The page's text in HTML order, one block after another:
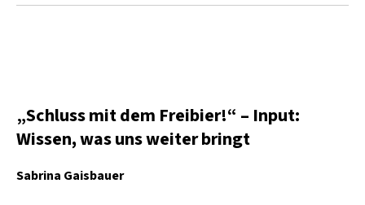
„Schluss mit dem Freibier!“ – Input:
Wissen, was uns weiter bringt
Sabrina Gaisbauer